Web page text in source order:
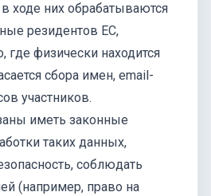
ходе них обрабатываются
резидентов ЕС,
где физически находится
сбора имен, email-
участников.
иметь законные
таких данных,
соблюдать
(например, право на